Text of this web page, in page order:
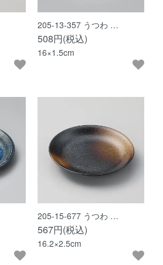
205-13-357 うつわ …
508円(税込)
16×1.5cm
205-15-677 うつわ …
567円(税込)
16.2×2.5cm